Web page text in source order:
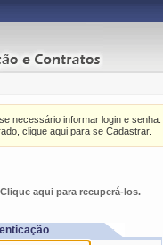
necessário informar login e senha.
clique aqui para se Cadastrar.
Clique aqui para recuperá-los.